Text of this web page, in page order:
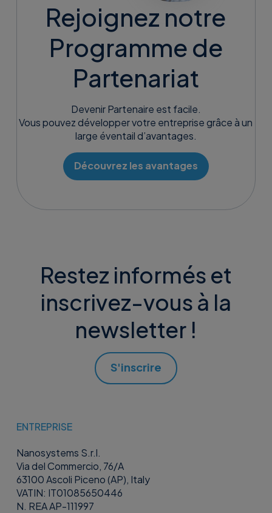
Rejoignez notre
Programme de
Partenariat
Devenir Partenaire est facile.
Vous pouvez développer votre entreprise grâce à un
large éventail d’avantages.
Découvrez les avantages
Restez informés et
inscrivez-vous à la
newsletter !
S'inscrire
ENTREPRISE
Nanosystems S.r.l.
Via del Commercio, 76/A
63100 Ascoli Piceno (AP), Italy
VATIN: IT01085650446
N. REA AP-111997